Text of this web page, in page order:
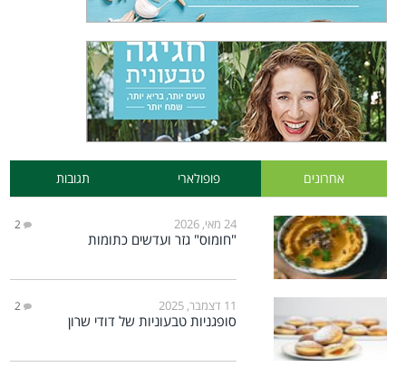
אחרונים פופולארי תגובות
24 מאי, 2026 2
"חומוס" גזר ועדשים כתומות
11 דצמבר, 2025 2
סופגניות טבעוניות של דודי שרון